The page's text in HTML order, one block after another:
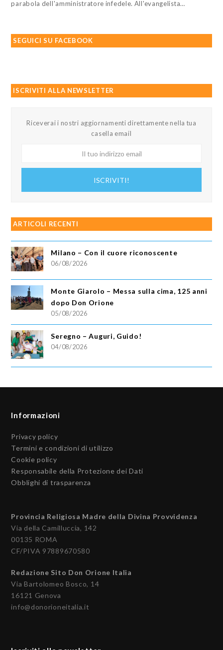
parabola dell'amministratore infedele. All'evangelista…
SEGUICI SU FACEBOOK
ISCRIVITI ALLA NEWSLETTER
Riceverai i nostri aggiornamenti direttamente nella tua
casella email
ISCRIVITI!
ARTICOLI RECENTI
Milano – Con il cuore riconoscente
06/08/2026
Monte Giarolo – Messa sulla cima, 125 anni
dopo Don Orione
05/08/2026
Seregno – Auguri, Guido!
04/08/2026
Informazioni
Privacy policy
Termini e condizioni di utilizzo
Cookie policy
Responsabile della Protezione dei Dati
Obblighi di trasparenza
Provincia Religiosa Madre della Divina Provvidenza
Via della Camilluccia, 142
00135 ROMA
CF/PIVA 97889670580
Redazione Sito Don Orione Italia
Via Bartolomeo Bosco, 14
16121 Genova
info@donorioneitalia.it